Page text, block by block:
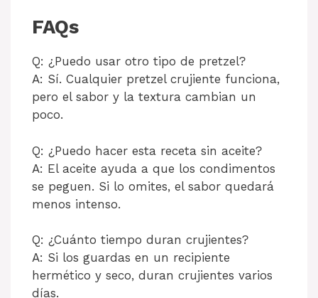
FAQs
Q: ¿Puedo usar otro tipo de pretzel?
A: Sí. Cualquier pretzel crujiente funciona,
pero el sabor y la textura cambian un
poco.
Q: ¿Puedo hacer esta receta sin aceite?
A: El aceite ayuda a que los condimentos
se peguen. Si lo omites, el sabor quedará
menos intenso.
Q: ¿Cuánto tiempo duran crujientes?
A: Si los guardas en un recipiente
hermético y seco, duran crujientes varios
días.